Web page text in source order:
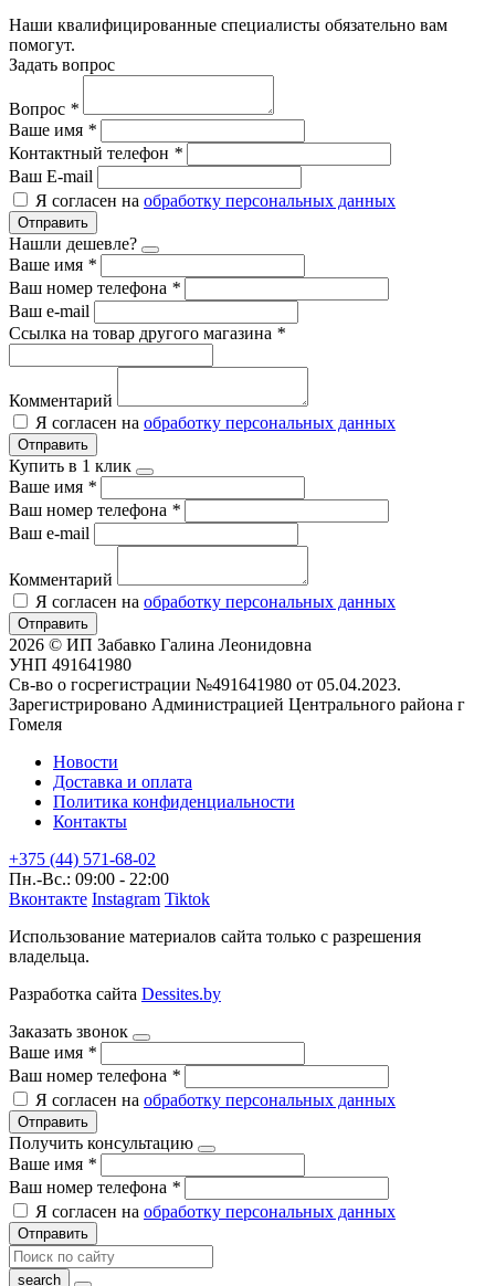
Наши квалифицированные специалисты обязательно вам
помогут.
Задать вопрос
Вопрос *
Ваше имя *
Контактный телефон *
Ваш E-mail
Я согласен на обработку персональных данных
Отправить
Нашли дешевле?
Ваше имя *
Ваш номер телефона *
Ваш e-mail
Ссылка на товар другого магазина *
Комментарий
Я согласен на обработку персональных данных
Отправить
Купить в 1 клик
Ваше имя *
Ваш номер телефона *
Ваш e-mail
Комментарий
Я согласен на обработку персональных данных
Отправить
2026 © ИП Забавко Галина Леонидовна
УНП 491641980
Св-во о госрегистрации №491641980 от 05.04.2023.
Зарегистрировано Администрацией Центрального района г
Гомеля
Новости
Доставка и оплата
Политика конфиденциальности
Контакты
+375 (44) 571-68-02
Пн.-Вс.: 09:00 - 22:00
Вконтакте Instagram Tiktok
Использование материалов сайта только с разрешения
владельца.
Разработка сайта Dessites.by
Заказать звонок
Ваше имя *
Ваш номер телефона *
Я согласен на обработку персональных данных
Отправить
Получить консультацию
Ваше имя *
Ваш номер телефона *
Я согласен на обработку персональных данных
Отправить